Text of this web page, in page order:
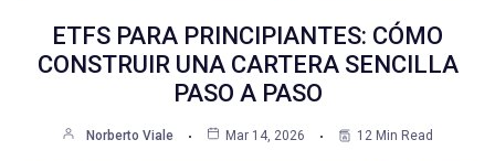
ETFS PARA PRINCIPIANTES: CÓMO
CONSTRUIR UNA CARTERA SENCILLA
PASO A PASO
Norberto Viale Mar 14, 2026 12 Min Read